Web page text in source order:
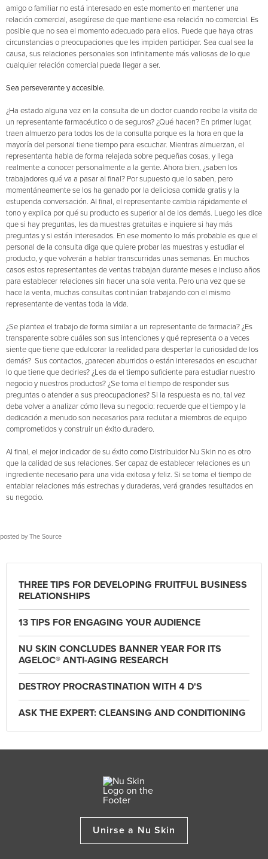
amigo o familiar no está interesado en este momento en mantener una
relación comercial, asegúrese de que mantiene esa relación no comercial. Es
posible que no sea el momento adecuado para ellos. Puede que haya otras
circunstancias o preocupaciones que les impiden participar. Sea cual sea la
causa, sus relaciones personales son infinitamente más valiosas de lo que
cualquier relación comercial pueda llegar a ser.
Sea perseverante y accesible.
¿Ha estado alguna vez en la consulta de un doctor cuando recibe la visita de
un representante farmacéutico o de seguros? ¿Qué hacen? En primer lugar,
traen almuerzo para todos los de la consulta porque es la hora en que la
mayoría del personal tiene tiempo para escuchar. Mientras almuerzan, el
representanta habla de forma relajada sobre pequeñas cosas, y llega
realmente a conocer personalmente a la gente. Ahora bien, ¿saben los
trabajadores qué va a pasar al final? Por supuesto que lo saben, pero
momentáneamente se los ha ganado por la deliciosa comida gratis y la
estupenda conversación. Al final, el representante cambia rápidamente el
tono y explica por qué su producto es superior al de los demás. Luego les dice
que si hay preguntas, les da muestras gratuitas e inquiere si hay más
preguntas y si están interesados. En ese momento lo más probable es que el
personal de la consulta diga que quiere probar las muestras y estudiar el
producto, y que volverán a hablar transcurridas unas semanas. En muchos
casos estos representantes de ventas trabajan durante meses e incluso años
para establecer relaciones sin hacer una sola venta. Pero una vez que se
hace la venta, muchas consultas continúan trabajando con el mismo
representante de ventas toda la vida.
¿Se plantea el trabajo de forma similar a un representante de farmacia? ¿Es
transparente sobre cuáles son sus intenciones y qué representa o a veces
siente que tiene que edulcorar la realidad para despertar la curiosidad de los
demás? Sus contactos, ¿parecen aburridos o están interesados en escuchar
lo que tiene que decirles? ¿Les da el tiempo suficiente para estudiar nuestro
negocio y nuestros productos? ¿Se toma el tiempo de responder sus
preguntas o atender a sus preocupaciones? Si la respuesta es no, tal vez
deba volver a analizar cómo lleva su negocio: recuerde que el tiempo y la
dedicación a menudo son necesarios para reclutar a miembros de equipo
comprometidos y construir un éxito duradero.
Al final, el mejor indicador de su éxito como Distribuidor Nu Skin no es otro
que la calidad de sus relaciones. Ser capaz de establecer relaciones es un
ingrediente necesario para una vida exitosa y feliz. Si se toma el tiempo de
entablar relaciones más estrechas y duraderas, verá grandes resultados en
su negocio.
posted by The Source
THREE TIPS FOR DEVELOPING FRUITFUL BUSINESS
RELATIONSHIPS
13 TIPS FOR ENGAGING YOUR AUDIENCE
NU SKIN CONCLUDES BANNER YEAR FOR ITS
AGELOC® ANTI-AGING RESEARCH
DESTROY PROCRASTINATION WITH 4 D'S
ASK THE EXPERT: CLEANSING AND CONDITIONING
Unirse a Nu Skin